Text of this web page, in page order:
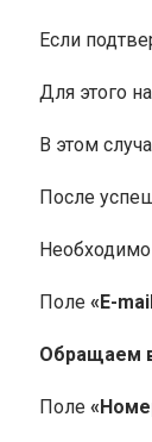
Если
Для этого
В этом
После
Необходимо
Поле «E-
Обращаем
Поле